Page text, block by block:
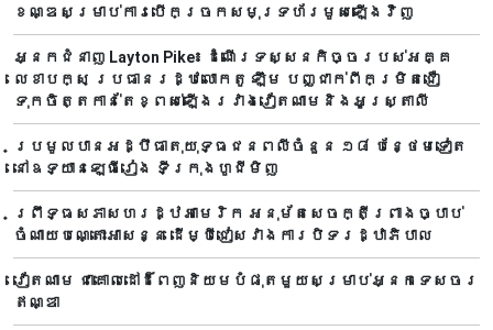
ខណ្ឌសម្រាប់ការបើកច្រកសមុទ្រហ័រមូសឡើងវិញ
អ្នកជំនាញ Layton Pike៖ ដំណើរទស្សនកិច្ចរបស់អគ្គ
លេខាបក្ស ប្រធានរដ្ឋលោកតូ ឡឹម បញ្ជាក់ពីកម្រិតជឿ
ទុកចិត្តកាន់តែខ្ពស់ឡើងរវាងវៀតណាមនិងអូស្ត្រាលី
ប្រមូលបានអដ្ឋិធាតុយុទ្ធជនពលីចំនួន ១៨ បន្ថែមទៀត
នៅឧទ្យានឡេធីរៀង ទីក្រុងហូជីមិញ
ព្រឹទ្ធសភាសហរដ្ឋអាមេរិក អនុម័តសេចក្តីព្រាងច្បាប់
ចំណាយបណ្តោះអាសន្ន ដើម្បីជៀសវាងការបិទរដ្ឋាភិបាល
វៀតណាម ជាគោលដៅដ៏ពេញនិយមបំផុតមួយសម្រាប់អ្នកទេសចរ
ឥណ្ឌា